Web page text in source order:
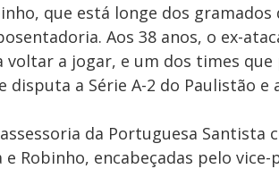
que está longe dos gramados
Aos 38 anos, o ex-
voltar a jogar, e um dos times
disputa a Série A-2 do Paulistão e
da Portuguesa Santista
Robinho, encabeçadas pelo